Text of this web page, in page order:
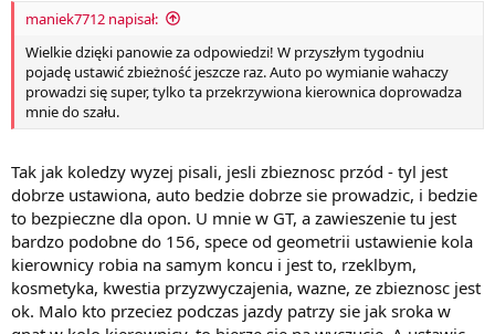
maniek7712 napisał:
Wielkie dzięki panowie za odpowiedzi! W przyszłym tygodniu
pojadę ustawić zbieżność jeszcze raz. Auto po wymianie wahaczy
prowadzi się super, tylko ta przekrzywiona kierownica doprowadza
mnie do szału.
Tak jak koledzy wyzej pisali, jesli zbieznosc przód - tyl jest
dobrze ustawiona, auto bedzie dobrze sie prowadzic, i bedzie
to bezpieczne dla opon. U mnie w GT, a zawieszenie tu jest
bardzo podobne do 156, spece od geometrii ustawienie kola
kierownicy robia na samym koncu i jest to, rzeklbym,
kosmetyka, kwestia przyzwyczajenia, wazne, ze zbieznosc jest
ok. Malo kto przeciez podczas jazdy patrzy sie jak sroka w